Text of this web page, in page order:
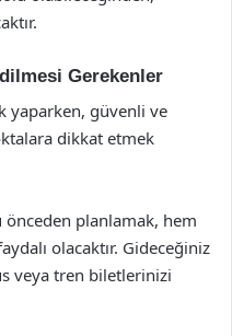
Gerekenler
yaparken, güvenli ve
dikkat etmek
planlamak, hem
olacaktır. Gideceğiniz
veya tren biletlerinizi